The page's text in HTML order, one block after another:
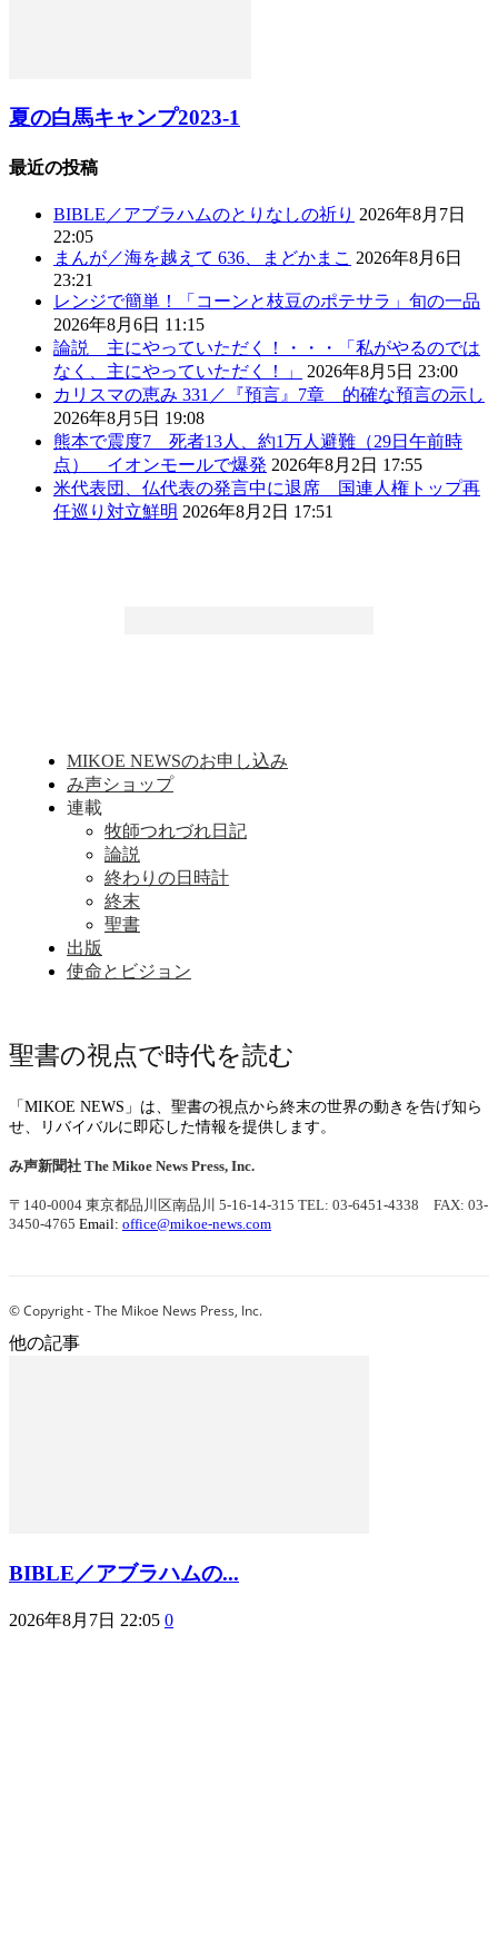
夏の白馬キャンプ2023-1
最近の投稿
BIBLE／アブラハムのとりなしの祈り 2026年8月7日
22:05
まんが／海を越えて 636、まどかまこ 2026年8月6日
23:21
レンジで簡単！「コーンと枝豆のポテサラ」旬の一品
2026年8月6日 11:15
論説 主にやっていただく！・・・「私がやるのでは
なく、主にやっていただく！」
2026年8月5日 23:00
カリスマの恵み 331／『預言』7章 的確な預言の示し
2026年8月5日 19:08
熊本で震度7 死者13人、約1万人避難（29日午前時
点） イオンモールで爆発 2026年8月2日 17:55
米代表団、仏代表の発言中に退席 国連人権トップ再
任巡り対立鮮明 2026年8月2日 17:51
MIKOE NEWSのお申し込み
み声ショップ
連載
牧師つれづれ日記
論説
終わりの日時計
終末
聖書
出版
使命とビジョン
聖書の視点で時代を読む
「MIKOE NEWS」は、聖書の視点から終末の世界の動きを告げ知ら
せ、リバイバルに即応した情報を提供します。
み声新聞社 The Mikoe News Press, Inc.
〒140-0004 東京都品川区南品川 5-16-14-315 TEL: 03-6451-4338 FAX: 03-
3450-4765 Email: office@mikoe-news.com
© Copyright - The Mikoe News Press, Inc.
他の記事
BIBLE／アブラハムの...
2026年8月7日 22:05 0